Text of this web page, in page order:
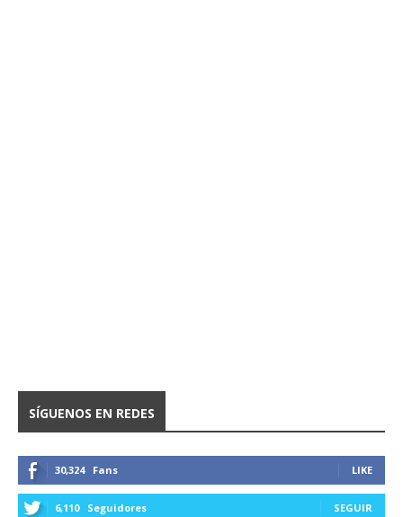
SÍGUENOS EN REDES
30,324 Fans LIKE
6,110 Seguidores SEGUIR